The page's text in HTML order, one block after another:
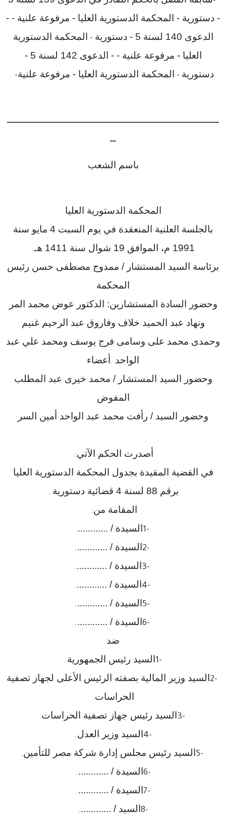
- دستورية - المحكمة الدستورية العليا - مرفوعة علنية - -
الدعوى 140 لسنة 5 - دستورية
- المحكمة الدستورية
العليا - مرفوعة علنية - - الدعوى 142 لسنة 5 -
دستورية - المحكمة الدستورية العليا - مرفوعة علنية-
ــــــــــــــــــــــــــــــــــــــــــــــــــــــــــــــــــــــ
ــ
باسم الشعب
المحكمة الدستورية العليا
بالجلسة العلنية المنعقدة في يوم السبت 4 مايو سنة
1991 م، الموافق 19 شوال سنة 1411 هـ
.
برئاسة السيد المستشار / ممدوح مصطفى حسن رئيس
المحكمة
وحضور السادة المستشارين: الدكتور عوض محمد المر
ونهاد عبد الحميد خلاف وفاروق عبد الرحيم غنيم
وحمدى محمد على وسامى فرج يوسف ومحمد علي عبد
الواحد .أعضاء
وحضور السيد المستشار / محمد خيرى عبد المطلب
المفوض
وحضور السيد / رأفت محمد عبد الواحد أمين السر
أصدرت الحكم الآتي:
في القضية المقيدة بجدول المحكمة الدستورية العليا
برقم 88 لسنة 4 قضائية دستورية
.
المقامة من:
1-السيدة / .............
2-السيدة / .............
3-السيدة / .............
4-السيدة / .............
5-السيدة / .............
6-السيدة / .............
ضد
1-السيد رئيس الجمهورية.
2-السيد وزير المالية بصفته الرئيس الأعلى لجهاز تصفية
الحراسات.
3-السيد رئيس جهاز تصفية الحراسات.
4-السيد وزير العدل.
5-السيد رئيس مجلس إدارة شركة مصر للتأمين.
6-السيدة / .............
7-السيدة / .............
8-السيد / .............